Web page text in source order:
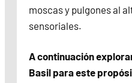
moscas y pulgones al
sensoriales.
A continuación
Basil para este